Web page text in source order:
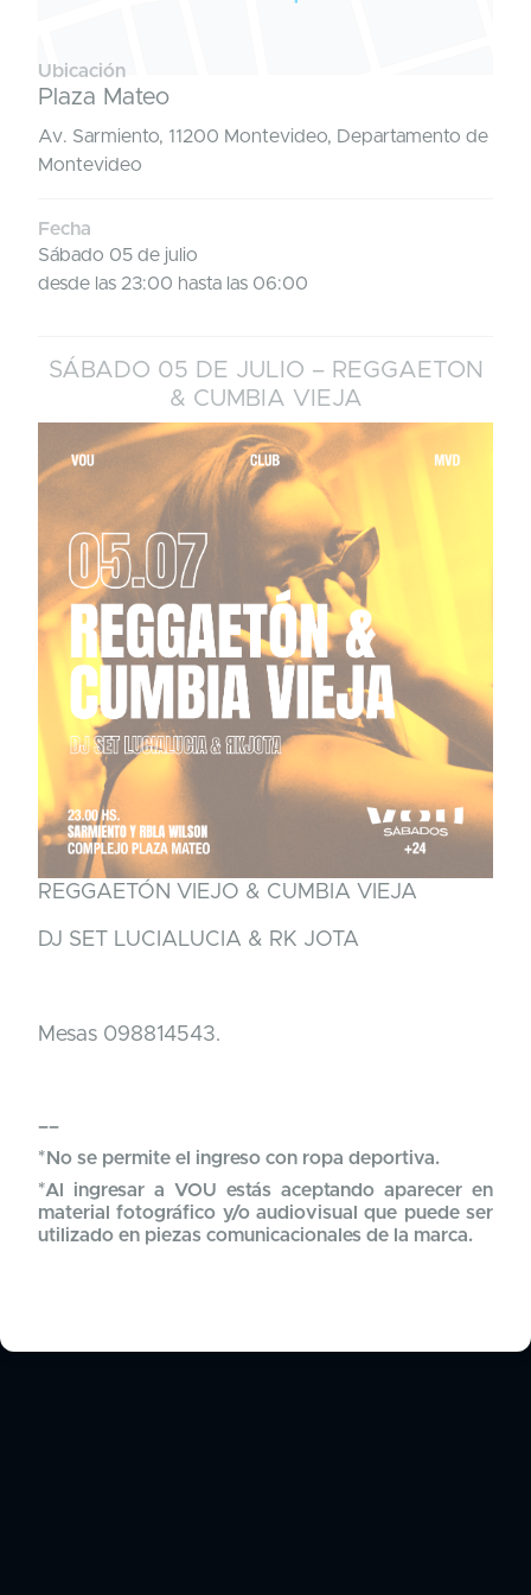
Ubicación
Plaza Mateo
Av. Sarmiento, 11200 Montevideo, Departamento de
Montevideo
Fecha
Sábado 05 de julio
desde las 23:00 hasta las 06:00
SÁBADO 05 DE JULIO – REGGAETON
& CUMBIA VIEJA
REGGAETÓN VIEJO & CUMBIA VIEJA
DJ SET LUCIALUCIA & RK JOTA
Mesas 098814543.
––
*No se permite el ingreso con ropa deportiva.
*Al ingresar a VOU estás aceptando aparecer en
material fotográfico y/o audiovisual que puede ser
utilizado en piezas comunicacionales de la marca.